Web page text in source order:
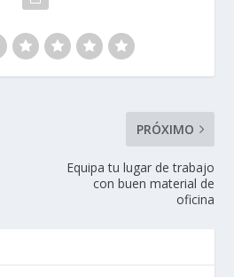
PRÓXIMO
Equipa tu lugar de trabajo
con buen material de
oficina